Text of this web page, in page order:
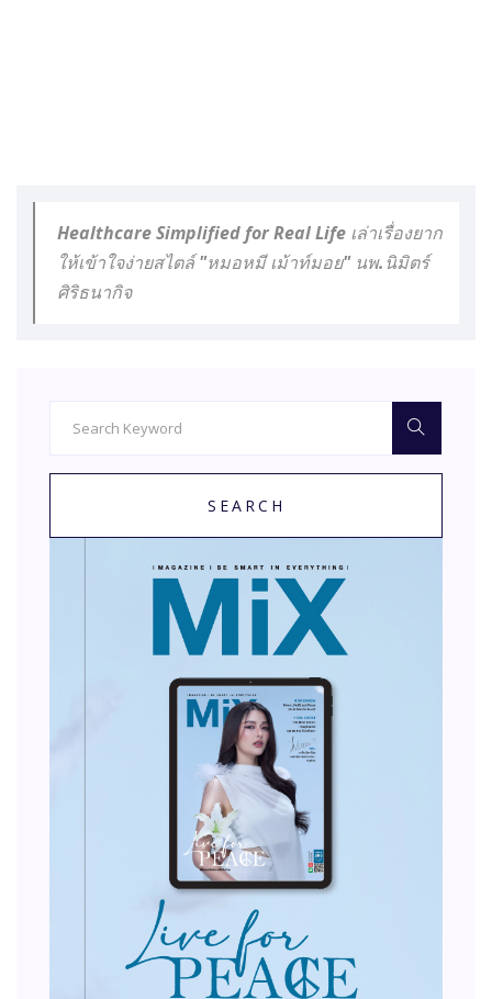
Healthcare Simplified for Real Life เล่าเรื่องยาก
ให้เข้าใจง่ายสไตล์ "หมอหมี เม้าท์มอย" นพ.นิมิตร์
ศิริธนากิจ
SEARCH